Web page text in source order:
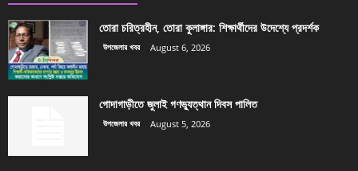
তোরা চরিত্রহীন, তোরা কুলাঙ্গার: শিক্ষার্থীদের উদেশ্যে প্রদর্শক
উপজেলার খবর August 6, 2026
গোদাগাড়ীতে জুলাই গণভ্যুত্থান দিবস পালিত
উপজেলার খবর August 5, 2026